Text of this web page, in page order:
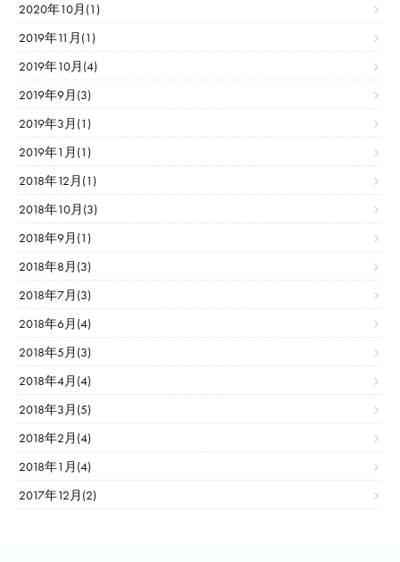
2020年10月(1)
2019年11月(1)
2019年10月(4)
2019年9月(3)
2019年3月(1)
2019年1月(1)
2018年12月(1)
2018年10月(3)
2018年9月(1)
2018年8月(3)
2018年7月(3)
2018年6月(4)
2018年5月(3)
2018年4月(4)
2018年3月(5)
2018年2月(4)
2018年1月(4)
2017年12月(2)